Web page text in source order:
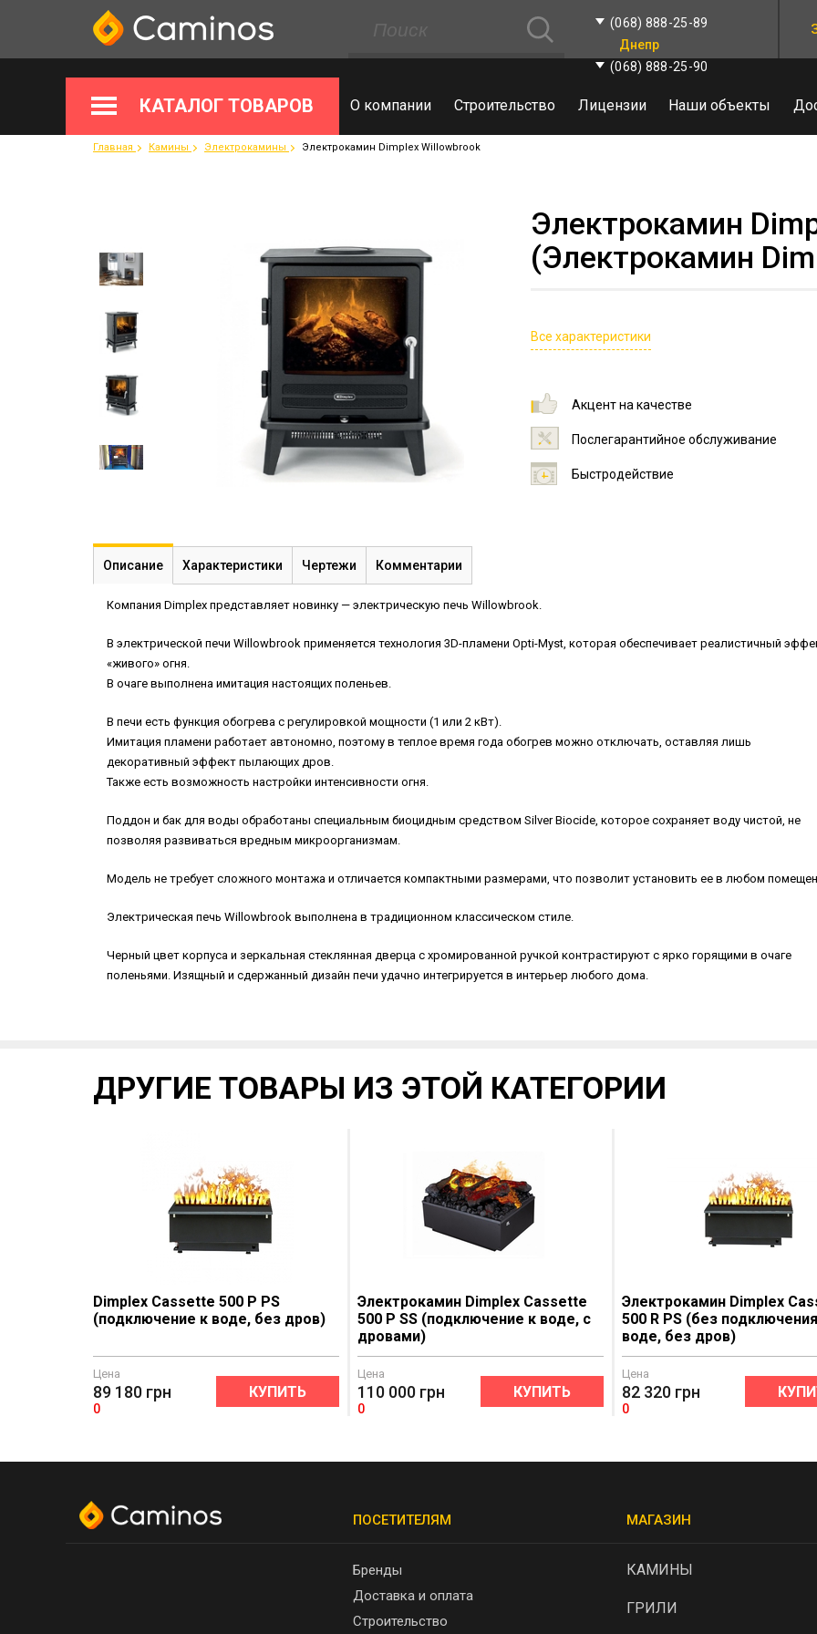
(068) 888-25-89
Днепр
(068) 888-25-90
КАТАЛОГ ТОВАРОВ О компании Строительство Лицензии Наши объекты
Главная Камины Электрокамины Электрокамин Dimplex Willowbrook
Электрокамин
(Электрокамин
Все характеристики
Акцент на качестве
Послегарантийное обслуживание
Быстродействие
Описание Характеристики Чертежи Комментарии
Компания Dimplex представляет новинку — электрическую печь Willowbrook.
В электрической печи Willowbrook применяется технология 3D-пламени Opti-Myst, которая обеспечивает реалистичный
«живого» огня.
В очаге выполнена имитация настоящих поленьев.
В печи есть функция обогрева с регулировкой мощности (1 или 2 кВт).
Имитация пламени работает автономно, поэтому в теплое время года обогрев можно отключать, оставляя лишь
декоративный эффект пылающих дров.
Также есть возможность настройки интенсивности огня.
Поддон и бак для воды обработаны специальным биоцидным средством Silver Biocide, которое сохраняет воду чистой, не
позволяя развиваться вредным микроорганизмам.
Модель не требует сложного монтажа и отличается компактными размерами, что позволит установить ее в любом
Электрическая печь Willowbrook выполнена в традиционном классическом стиле.
Черный цвет корпуса и зеркальная стеклянная дверца с хромированной ручкой контрастируют с ярко горящими в очаге
поленьями. Изящный и сдержанный дизайн печи удачно интегрируется в интерьер любого дома.
ДРУГИЕ ТОВАРЫ ИЗ ЭТОЙ КАТЕГОРИИ
Dimplex Cassette 500 P PS
(подключение к воде, без дров)
Цена
89 180 грн
0
КУПИТЬ
Электрокамин Dimplex Cassette
500 P SS (подключение к воде, с
дровами)
Цена
110 000 грн
0
КУПИТЬ
Электрокамин Dimplex
500 R PS (без
воде, без дров)
Цена
82 320 грн
0
ПОСЕТИТЕЛЯМ
Бренды
Доставка и оплата
Строительство
МАГАЗИН
КАМИНЫ
ГРИЛИ